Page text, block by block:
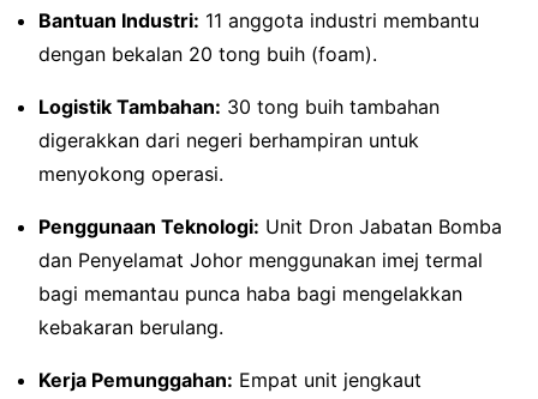
Bantuan Industri: 11 anggota industri membantu
dengan bekalan 20 tong buih (foam).
Logistik Tambahan: 30 tong buih tambahan
digerakkan dari negeri berhampiran untuk
menyokong operasi.
Penggunaan Teknologi: Unit Dron Jabatan Bomba
dan Penyelamat Johor menggunakan imej termal
bagi memantau punca haba bagi mengelakkan
kebakaran berulang.
Kerja Pemunggahan: Empat unit jengkaut